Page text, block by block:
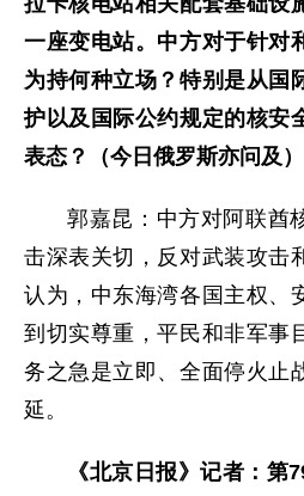
一座变电站。中方对于针对
为持何种立场？特别是从国
护以及国际公约规定的核安
表态？（今日俄罗斯亦问及）
郭嘉昆：中方对阿联酋
击深表关切，反对武装攻击
认为，中东海湾各国主权、
到切实尊重，平民和非军事
务之急是立即、全面停火止
延。
《北京日报》记者：第